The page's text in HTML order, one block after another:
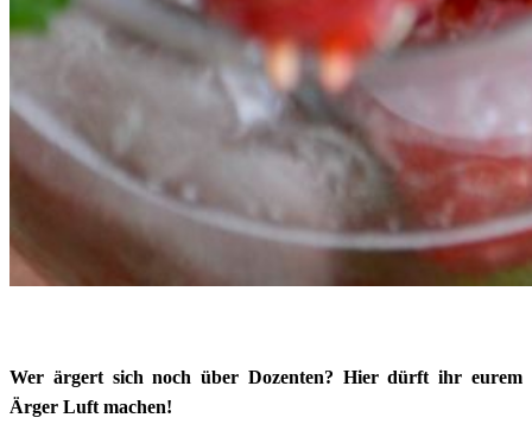
Wer ärgert sich noch über Dozenten? Hier dürft ihr eurem
Ärger Luft machen!